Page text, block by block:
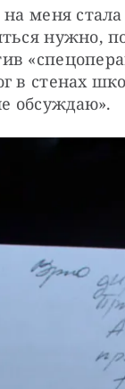
на меня
нужно,
в стенах
обсуждаю».